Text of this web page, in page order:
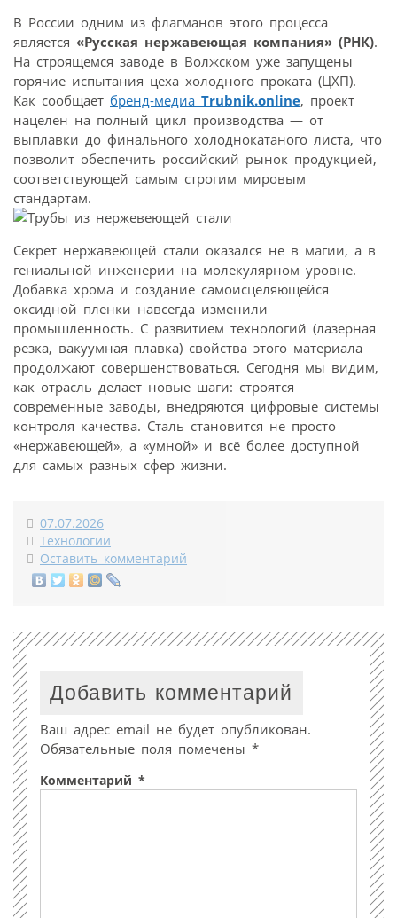
В России одним из флагманов этого процесса
является «Русская нержавеющая компания» (РНК).
На строящемся заводе в Волжском уже запущены
горячие испытания цеха холодного проката (ЦХП).
Как сообщает бренд-медиа Trubnik.online, проект
нацелен на полный цикл производства — от
выплавки до финального холоднокатаного листа, что
позволит обеспечить российский рынок продукцией,
соответствующей самым строгим мировым
стандартам.
Секрет нержавеющей стали оказался не в магии, а в
гениальной инженерии на молекулярном уровне.
Добавка хрома и создание самоисцеляющейся
оксидной пленки навсегда изменили
промышленность. С развитием технологий (лазерная
резка, вакуумная плавка) свойства этого материала
продолжают совершенствоваться. Сегодня мы видим,
как отрасль делает новые шаги: строятся
современные заводы, внедряются цифровые системы
контроля качества. Сталь становится не просто
«нержавеющей», а «умной» и всё более доступной
для самых разных сфер жизни.
07.07.2026
Технологии
Оставить комментарий
Добавить комментарий
Ваш адрес email не будет опубликован.
Обязательные поля помечены *
Комментарий *